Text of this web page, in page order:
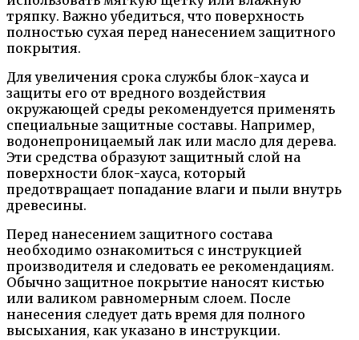
тряпку. Важно убедиться, что поверхность
полностью сухая перед нанесением защитного
покрытия.
Для увеличения срока службы блок-хауса и
защиты его от вредного воздействия
окружающей среды рекомендуется применять
специальные защитные составы. Например,
водонепроницаемый лак или масло для дерева.
Эти средства образуют защитный слой на
поверхности блок-хауса, который
предотвращает попадание влаги и пыли внутрь
древесины.
Перед нанесением защитного состава
необходимо ознакомиться с инструкцией
производителя и следовать ее рекомендациям.
Обычно защитное покрытие наносят кистью
или валиком равномерным слоем. После
нанесения следует дать время для полного
высыхания, как указано в инструкции.